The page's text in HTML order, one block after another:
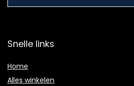
Snelle links
Home
Alles winkelen